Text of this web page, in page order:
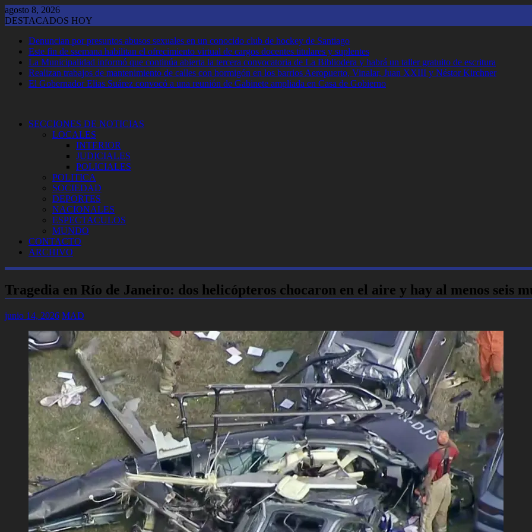
Saltar
al
agosto 8, 2026
DESTACADOS HOY
Denuncian por presuntos abusos sexuales en un conocido club de hockey de Santiago
Este fin de ssemana habilitan el ofrecimiento virtual de cargos docentes titulares y suplentes
La Municipalidad informó que continúa abierta la tercera convocatoria de La Bibliodera y habrá un taller gratuito de escritura
Realizan trabajos de mantenimiento de calles con hormigón en los barrios Aeropuerto, Vinalar, Juan XXIII y Néstor Kirchner
El Gobernador Elias Suárez convocó a una reunión de Gabinete ampliada en Casa de Gobierno
SECCIONES DE NOTICIAS
LOCALES
INTERIOR
JUDICIALES
POLICIALES
POLITICA
SOCIEDAD
DEPORTES
NACIONALES
ESPECTACULOS
MUNDO
CONTACTO
ARCHIVO
Tragedia en Río de Janeiro: dos helicópteros chocaron en el aire y hay al menos seis
junio 14, 2026 MAD